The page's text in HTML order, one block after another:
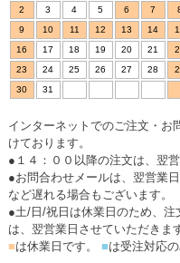
2
3 4 5 6 7
9
10 11 12 13 14
16
17 18 19 20 21
23
24 25 26 27 28
30
31
インターネットでのご注文・お
けております。
●１４：００以降の注文は、翌
●お問合わせメールは、翌営業
など遅れる場合もございます。
●土/日/祝日は休業日のため、
は、翌営業日させていただきま
■は休業日です。 ■は受注対応の